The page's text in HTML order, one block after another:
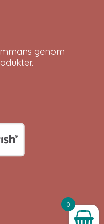
genom
0